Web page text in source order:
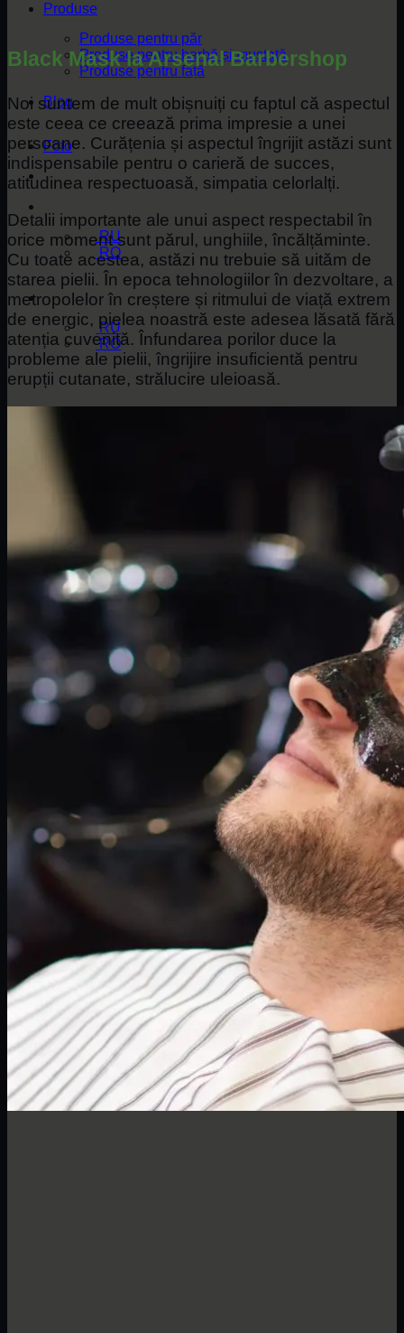
Produse
Produse pentru păr
Produse pentru barbă și mustață
Produse pentru față
Blog
Foto
RU
RO
RU
RO
Black Mask la Arsenal Barbershop
Noi suntem de mult obișnuiți cu faptul că aspectul
este ceea ce creează prima impresie a unei
persoane. Curățenia și aspectul îngrijit astăzi sunt
indispensabile pentru o carieră de succes,
atitudinea respectuoasă, simpatia celorlalți.
Detalii importante ale unui aspect respectabil în
orice moment sunt părul, unghiile, încălțăminte.
Cu toate acestea, astăzi nu trebuie să uităm de
starea pielii. În epoca tehnologiilor în dezvoltare, a
metropolelor în creștere și ritmului de viață extrem
de energic, pielea noastră este adesea lăsată fără
atenția cuvenită. Înfundarea porilor duce la
probleme ale pielii, îngrijire insuficientă pentru
erupții cutanate, strălucire uleioasă.